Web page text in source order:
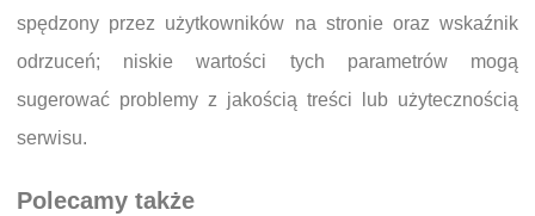
spędzony przez użytkowników na stronie oraz wskaźnik
odrzuceń; niskie wartości tych parametrów mogą
sugerować problemy z jakością treści lub użytecznością
serwisu.
Polecamy także